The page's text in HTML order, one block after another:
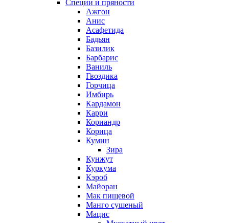
Специи и пряности
Ажгон
Анис
Асафетида
Бадьян
Базилик
Барбарис
Ваниль
Гвоздика
Горчица
Имбирь
Кардамон
Карри
Кориандр
Корица
Кумин
Зира
Кунжут
Куркума
Кэроб
Майоран
Мак пищевой
Манго сушеный
Мацис